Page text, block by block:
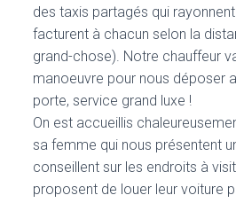
des taxis partagés qui
facturent à chacun selon la
grand-chose). Notre chauffeur
manoeuvre pour nous déposer
porte, service grand luxe !
On est accueillis
sa femme qui nous présentent
conseillent sur les endroits à
proposent de louer leur voiture